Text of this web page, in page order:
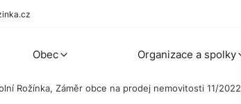
Obec Organizace a spolky
Rožínka, Záměr obce na prodej nemovitosti 11/2022